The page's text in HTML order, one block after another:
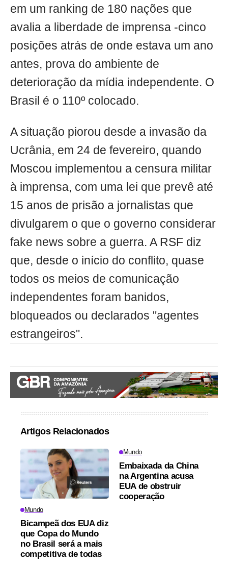
em um ranking de 180 nações que
avalia a liberdade de imprensa -cinco
posições atrás de onde estava um ano
antes, prova do ambiente de
deterioração da mídia independente. O
Brasil é o 110º colocado.
A situação piorou desde a invasão da
Ucrânia, em 24 de fevereiro, quando
Moscou implementou a censura militar
à imprensa, com uma lei que prevê até
15 anos de prisão a jornalistas que
divulgarem o que o governo considerar
fake news sobre a guerra. A RSF diz
que, desde o início do conflito, quase
todos os meios de comunicação
independentes foram banidos,
bloqueados ou declarados "agentes
estrangeiros".
Artigos Relacionados
Mundo
Bicampeã dos EUA diz
que Copa do Mundo
no Brasil será a mais
competitiva de todas
Mundo
Embaixada da China
na Argentina acusa
EUA de obstruir
cooperação